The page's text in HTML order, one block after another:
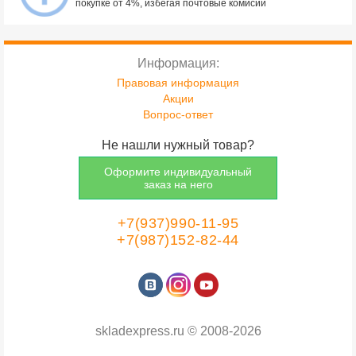
покупке от 4%, избегая почтовые комисии
+7(937)990-11-95
+7(987)152-82-44
skladexpress.ru ©2008-2026
Информация:
Правовая информация
Акции
Вопрос-ответ
Не нашли нужный товар?
Оформите индивидуальный
заказ на него